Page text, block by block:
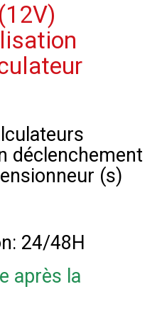
déclenchement
(s)
24/48H
après la